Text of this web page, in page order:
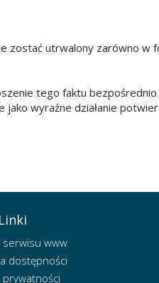
zostać utrwalony zarówno
tego faktu
wyraźne działanie
Linki
serwisu www
dostępności
prywatności